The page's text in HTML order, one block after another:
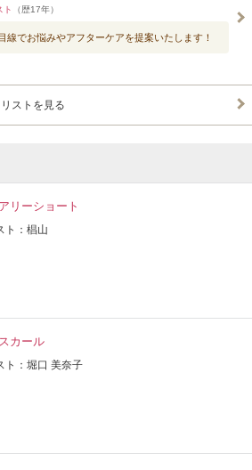
ト
（歴17年）
線でお悩みやアフターケアを提案いたします！
ストを見る
リーショート
ト：椙山
カール
ト：堀口 美奈子